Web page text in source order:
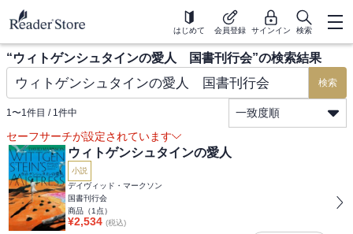
はじめて 会員登録 サインイン 検索
“ウィトゲンシュタインの愛人 国書刊行会”の検索結果
検索
1〜1件目 / 1件中
一致度順
セーフサーチが設定されています
ウィトゲンシュタインの愛人
小説
デイヴィッド・マークソン
国書刊行会
商品（1 点）
¥2,534 (税込)